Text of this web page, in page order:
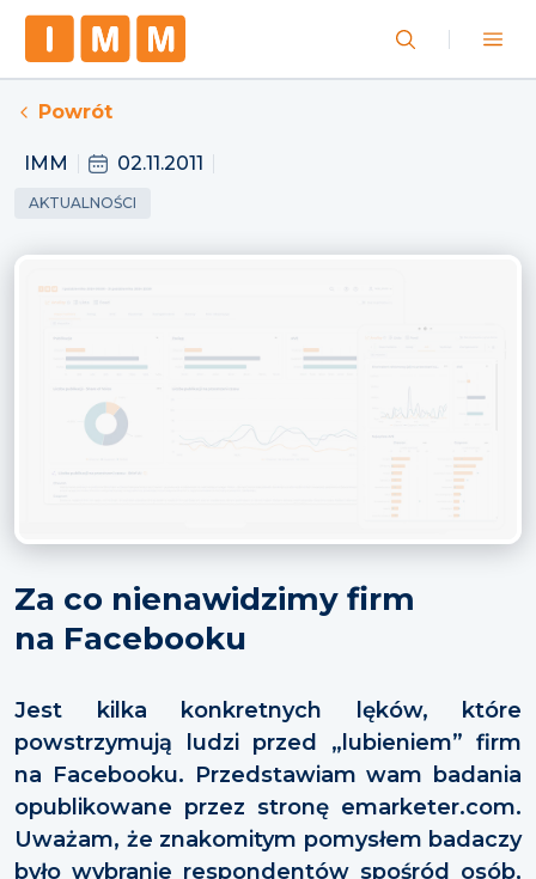
Powrót
IMM 02.11.2011
AKTUALNOŚCI
Za co nienawidzimy firm
na Facebooku
Jest kilka konkretnych lęków, które
powstrzymują ludzi przed „lubieniem” firm
na Facebooku. Przedstawiam wam badania
opublikowane przez stronę emarketer.com.
Uważam, że znakomitym pomysłem badaczy
było wybranie respondentów spośród osób,